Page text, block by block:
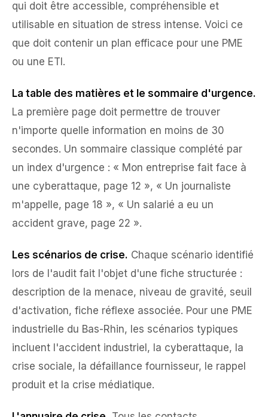
qui doit être accessible, compréhensible et
utilisable en situation de stress intense. Voici ce
que doit contenir un plan efficace pour une PME
ou une ETI.
La table des matières et le sommaire d'urgence.
La première page doit permettre de trouver
n'importe quelle information en moins de 30
secondes. Un sommaire classique complété par
un index d'urgence : « Mon entreprise fait face à
une cyberattaque, page 12 », « Un journaliste
m'appelle, page 18 », « Un salarié a eu un
accident grave, page 22 ».
Les scénarios de crise. Chaque scénario identifié
lors de l'audit fait l'objet d'une fiche structurée :
description de la menace, niveau de gravité, seuil
d'activation, fiche réflexe associée. Pour une PME
industrielle du Bas-Rhin, les scénarios typiques
incluent l'accident industriel, la cyberattaque, la
crise sociale, la défaillance fournisseur, le rappel
produit et la crise médiatique.